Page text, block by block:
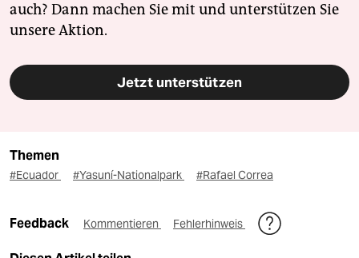
auch? Dann machen Sie mit und unterstützen Sie
unsere Aktion.
Jetzt unterstützen
Themen
#Ecuador #Yasuní-Nationalpark #Rafael Correa
Feedback Kommentieren Fehlerhinweis